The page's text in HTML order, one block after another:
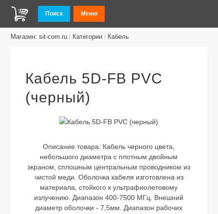
Поиск Меню
Магазин: sit-com.ru / Категории / Кабель
Кабель 5D-FB PVC
(черный)
Описание товара: Кабель черного цвета,
небольшого диаметра с плотным двойным
экраном, сплошным центральным проводником из
чистой меди. Оболочка кабеля изготовлена из
материала, стойкого к ультрафиолетовому
излучению. Диапазон 400-7500 МГц. Внешний
диаметр оболочки - 7,5мм. Диапазон рабочих